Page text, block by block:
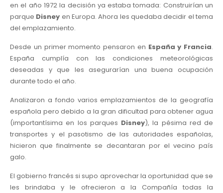
en el año 1972 la decisión ya estaba tomada: Construirían un
parque Disney en Europa. Ahora les quedaba decidir el tema
del emplazamiento.
Desde un primer momento pensaron en España y Francia.
España cumplía con las condiciones meteorológicas
deseadas y que les asegurarían una buena ocupación
durante todo el año.
Analizaron a fondo varios emplazamientos de la geografía
española pero debido a la gran dificultad para obtener agua
(importantísima en los parques Disney), la pésima red de
transportes y el pasotismo de las autoridades españolas,
hicieron que finalmente se decantaran por el vecino país
galo.
El gobierno francés si supo aprovechar la oportunidad que se
les brindaba y le ofrecieron a la Compañía todas la